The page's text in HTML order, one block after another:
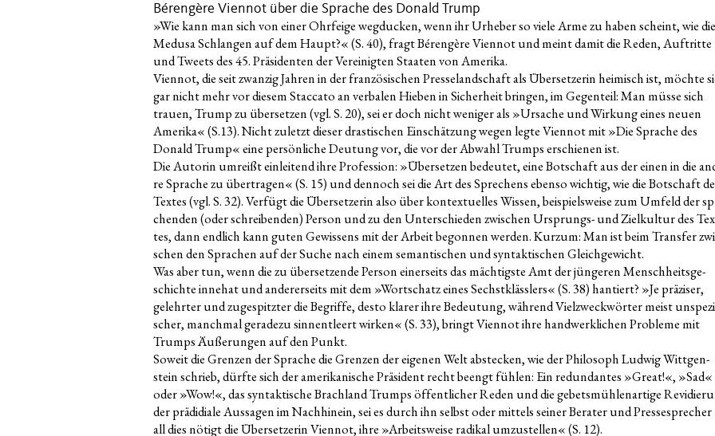
Bérengère Viennot über die Sprache des Donald Trump
»Wie kann man sich von einer Ohr­fei­ge weg­du­cken, wenn ihr Urhe­ber so vie­le Arme zu haben scheint, wie die
Medu­sa Schlan­gen auf dem Haupt?« (S. 40), fragt Béren­gè­re Vien­not und meint damit die Reden, Auf­trit­te
und Tweets des 45. Prä­si­den­ten der Ver­ei­nig­ten Staa­ten von Amerika.
Vien­not, die seit zwan­zig Jah­ren in der fran­zö­si­schen Pres­se­land­schaft als Über­set­ze­rin hei­misch ist, möch­te
gar nicht mehr vor die­sem Stac­ca­to an ver­ba­len Hie­ben in Sicher­heit brin­gen, im Gegen­teil: Man müs­se sich
trau­en, Trump zu über­set­zen (vgl. S. 20), sei er doch nicht weni­ger als »Ursa­che und Wir­kung eines neu­en
Ame­ri­ka« (S.13). Nicht zuletzt die­ser dras­ti­schen Ein­schät­zung wegen leg­te Vien­not mit »Die Spra­che des
Donald Trump« eine per­sön­li­che Deu­tung vor, die vor der Abwahl Trumps erschie­nen ist.
Die Autorin umreißt ein­lei­tend ihre Pro­fes­si­on: »Über­set­zen bedeu­tet, eine Bot­schaft aus der einen in die
re Spra­che zu über­tra­gen« (S. 15) und den­noch sei die Art des Spre­chens eben­so wich­tig, wie die Bot­schaft
Tex­tes (vgl. S. 32). Ver­fügt die Über­set­ze­rin also über kon­tex­tu­el­les Wis­sen, bei­spiels­wei­se zum Umfeld der
chen­den (oder schrei­ben­den) Per­son und zu den Unter­schie­den zwi­schen Ursprungs- und Ziel­kul­tur des
tes, dann end­lich kann guten Gewis­sens mit der Arbeit begon­nen wer­den. Kurz­um: Man ist beim Trans­fer
schen den Spra­chen auf der Suche nach einem seman­ti­schen und syn­tak­ti­schen Gleichgewicht.
Was aber tun, wenn die zu über­set­zen­de Per­son einer­seits das mäch­tigs­te Amt der jün­ge­ren Mensch­heits­ge­
schich­te inne­hat und ande­rer­seits mit dem »Wort­schatz eines Sechst­kläss­lers« (S. 38) han­tiert? »Je prä­zi­ser,
gelehr­ter und zuge­spitz­ter die Begrif­fe, des­to kla­rer ihre Bedeu­tung, wäh­rend Viel­zweck­wör­ter meist
scher, manch­mal gera­de­zu sinn­ent­leert wir­ken« (S. 33), bringt Vien­not ihre hand­werk­li­chen Pro­ble­me mit
Trumps Äuße­run­gen auf den Punkt.
Soweit die Gren­zen der Spra­che die Gren­zen der eige­nen Welt abste­cken, wie der Phi­lo­soph Lud­wig Witt­gen­
stein schrieb, dürf­te sich der ame­ri­ka­ni­sche Prä­si­dent recht beengt füh­len: Ein red­un­dan­tes »Gre­at!«, »Sad«
oder »Wow!«, das syn­tak­ti­sche Brach­land Trumps öffent­li­cher Reden und die gebets­müh­len­ar­ti­ge
der prä­di­dia­le Aus­sa­gen im Nach­hin­ein, sei es durch ihn selbst oder mit­tels sei­ner Bera­ter und Pres­se­spre­cher
all dies nötigt die Über­set­ze­rin Vien­not, ihre »Arbeits­wei­se radi­kal umzu­stel­len« (S. 12).